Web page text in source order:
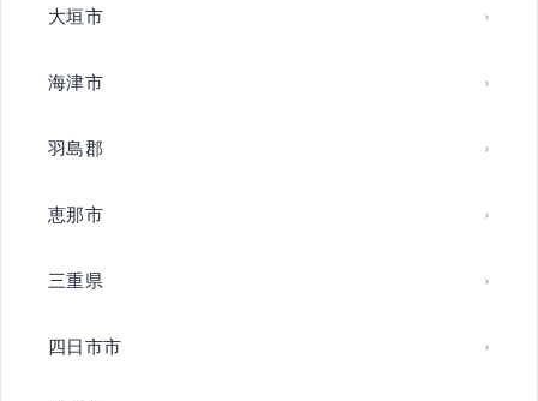
大垣市
海津市
羽島郡
恵那市
三重県
四日市市